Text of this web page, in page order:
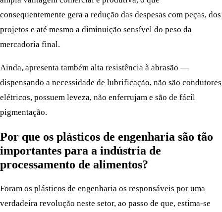
consequentemente gera a redução das despesas com peças, dos
projetos e até mesmo a diminuição sensível do peso da
mercadoria final.
Ainda, apresenta também alta resistência à abrasão —
dispensando a necessidade de lubrificação, não são condutores
elétricos, possuem leveza, não enferrujam e são de fácil
pigmentação.
Por que os plásticos de engenharia são tão
importantes para a indústria de
processamento de alimentos?
Foram os plásticos de engenharia os responsáveis por uma
verdadeira revolução neste setor, ao passo de que, estima-se